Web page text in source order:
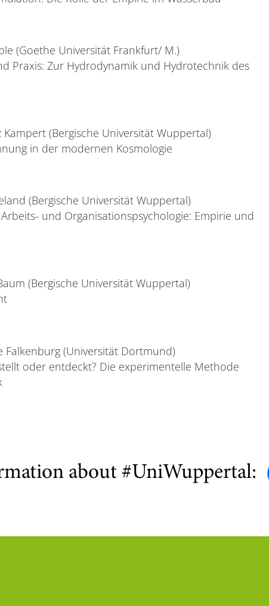
(Goethe Universität Frankfurt/ M.)
Praxis: Zur Hydrodynamik und Hydrotechnik des
Kampert (Bergische Universität Wuppertal)
in der modernen Kosmologie
(Bergische Universität Wuppertal)
und Organisationspsychologie: Empirie und
(Bergische Universität Wuppertal)
Falkenburg (Universität Dortmund)
oder entdeckt? Die experimentelle Methode
about #UniWuppertal: